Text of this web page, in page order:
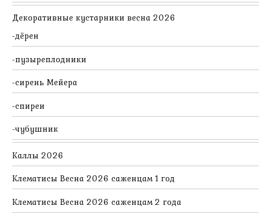
Декоративные кустарники весна 2026
дёрен
пузыреплодники
сирень Мейера
спиреи
чубушник
Каллы 2026
Клематисы Весна 2026 саженцам 1 год
Клематисы Весна 2026 саженцам 2 года